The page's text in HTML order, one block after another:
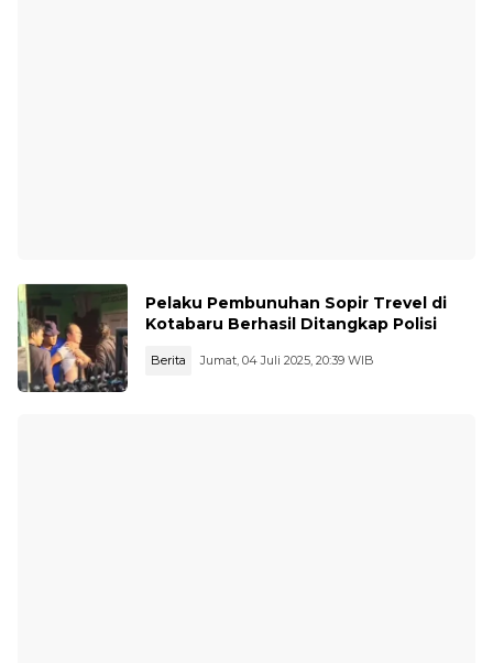
Pelaku Pembunuhan Sopir Trevel di
Kotabaru Berhasil Ditangkap Polisi
Berita Jumat, 04 Juli 2025, 20:39 WIB